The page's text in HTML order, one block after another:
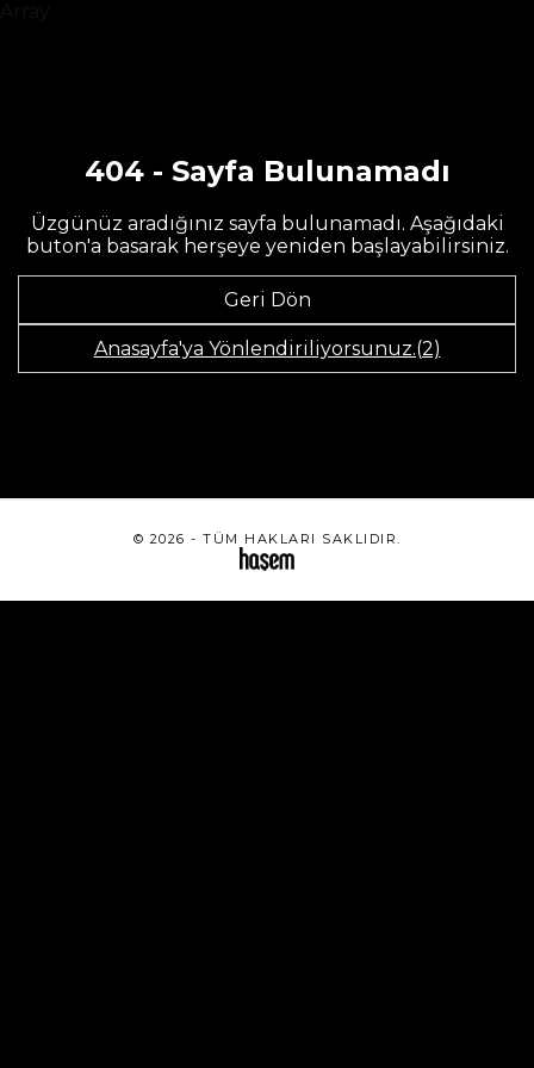
Array
404 - Sayfa Bulunamadı
Üzgünüz aradığınız sayfa bulunamadı. Aşağıdaki
buton'a basarak herşeye yeniden başlayabilirsiniz.
Geri Dön
Anasayfa'ya Yönlendiriliyorsunuz.(2)
© 2026 - TÜM HAKLARI SAKLIDIR.